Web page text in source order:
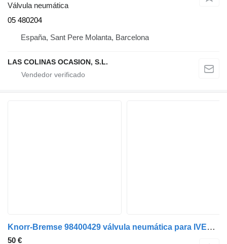
Válvula neumática
05 480204
España, Sant Pere Molanta, Barcelona
LAS COLINAS OCASION, S.L.
Knorr-Bremse 98400429 válvula neumática para IVECO EuroTech (MP) camión
50 €